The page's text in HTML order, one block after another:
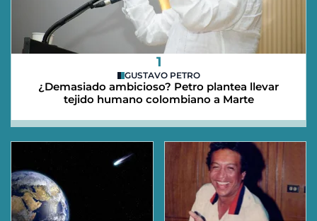
1
GUSTAVO PETRO
¿Demasiado ambicioso? Petro plantea llevar
tejido humano colombiano a Marte